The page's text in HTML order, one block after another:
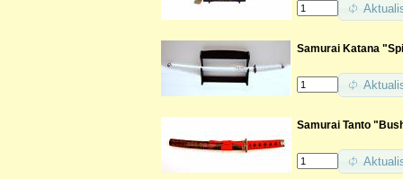
Samurai Katana
Samurai Tanto